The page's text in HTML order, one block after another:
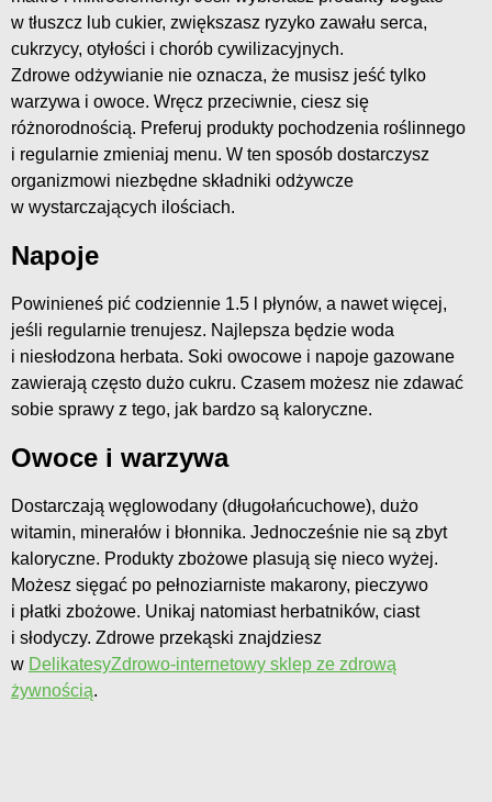
w tłuszcz lub cukier, zwiększasz ryzyko zawału serca,
cukrzycy, otyłości i chorób cywilizacyjnych.
Zdrowe odżywianie nie oznacza, że musisz jeść tylko
warzywa i owoce. Wręcz przeciwnie, ciesz się
różnorodnością. Preferuj produkty pochodzenia roślinnego
i regularnie zmieniaj menu. W ten sposób dostarczysz
organizmowi niezbędne składniki odżywcze
w wystarczających ilościach.
Napoje
Powinieneś pić codziennie 1.5 l płynów, a nawet więcej,
jeśli regularnie trenujesz. Najlepsza będzie woda
i niesłodzona herbata. Soki owocowe i napoje gazowane
zawierają często dużo cukru. Czasem możesz nie zdawać
sobie sprawy z tego, jak bardzo są kaloryczne.
Owoce i warzywa
Dostarczają węglowodany (długołańcuchowe), dużo
witamin, minerałów i błonnika. Jednocześnie nie są zbyt
kaloryczne. Produkty zbożowe plasują się nieco wyżej.
Możesz sięgać po pełnoziarniste makarony, pieczywo
i płatki zbożowe. Unikaj natomiast herbatników, ciast
i słodyczy. Zdrowe przekąski znajdziesz
w DelikatesyZdrowo-internetowy sklep ze zdrową
żywnością.